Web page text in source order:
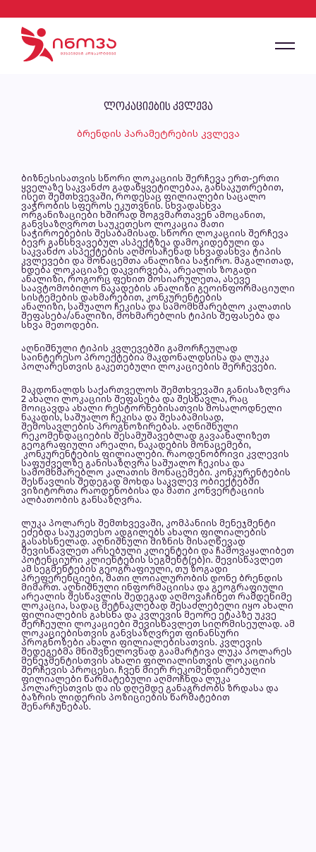
ლოკაციების კვლევა
ბრენდის პარამეტრების კვლევა
ბიზნესისათვის სწორი ლოკაციის შერჩევა ერთ-ერთი
ყველაზე საკვანძო გადაწყვეტილებაა, განსაკუთრებით,
ისეთ შემთხვევაში, როდესაც ფილიალები საცალო
ვაჭრობის სფეროს ეკუთვნის. სხვადასხვა
ორგანიზაციები ხშირად მოგვმართავენ ამოცანით,
განვსაზღვროთ საუკეთესო ლოკაცია მათი
საჭიროებების შესაბამისად. სწორი ლოკაციის შერჩევა
ბევრ განსხვავებულ ასპექტზეა დამოკიდებული და
საკვანძო ასპექტების აღმოსაჩენად სხვადასხვა ტიპის
კვლევები და მონაცემთა ანალიზია საჭირო. მაგალითად,
ხდება ლოკაციაზე დაკვირვება, არეალის ზოგადი
ანალიზი, როგორც ფეხით მოსიარულეთა, ასევე
საავტომობილო ნაკადების ანალიზი გეოინფორმაციული
სისტემების დახმარებით, კონკურენტების
ანალიზი, საშუალო ჩეკისა და სამომხმარებლო კალათის
შეფასება/ანალიზი, მოხმარებლის ტიპის შეფასება და
სხვა მეთოდები.
აღნიშნული ტიპის კვლევებში გამორჩეულად
საინტერესო პროექტებია მაკდონალდსისა და ლუკა
პოლარესთვის გაკეთებული ლოკაციების შერჩევები.
მაკდონალდს საქართველოს შემთხვევაში განისაზღვრა
2 ახალი ლოკაციის შეფასება და შესწავლა, რაც
მოიცავდა ახალი რესტორნებისათვის მოსალოდნელი
ნაკადის, საშუალო ჩეკისა და შესაბამისად,
შემოსავლების პროგნოზირებას. აღნიშნული
რეკომენდაციების შესამუშავებლად გავაანალიზეთ
გეოგრაფიული არეალი, ნაკადების მონაცემები,
კონკურენტების ფილიალები. რაოდენობრივი კვლევის
საფუძველზე განისაზღვრა საშუალო ჩეკისა და
სამომხმარებლო კალათის მონაცემები. კონკურენტების
შესწავლის შედეგად მოხდა საკვლევ ობიექტებში
ვიზიტორთა რაოდენობისა და მათი კონვერტაციის
ალბათობის განსაზღვრა.
ლუკა პოლარეს შემთხვევაში, კომპანიის მენეჯმენტი
ეძებდა საუკეთესო ადგილებს ახალი ფილიალების
გასახსნელად. აღნიშნული მიზნის მისაღწევად
შევისწავლეთ არსებული კლიენტები და ჩამოვაყალიბეთ
პოტენციური კლიენტების სეგმენტ(ებ)ი. შევისწავლეთ
ამ სეგმენტების გეოგრაფიული, თუ ზოგადი
პრეფერენციები, მათი ლოიალურობის დონე ბრენდის
მიმართ. აღნიშნული ინფორმაციისა და გეოგრაფიული
არეალის შესწავლის შედეგად აღმოვაჩინეთ რამდენიმე
ლოკაცია, სადაც მეტნაკლებად შესაძლებელი იყო ახალი
ფილიალების გახსნა და კვლევის მეორე ეტაპზე უკვე
შერჩეული ლოკაციები შევისწავლეთ სიღრმისეულად. ამ
ლოკაციებისთვის განვსაზღვრეთ ფინანსური
პროგნოზები ახალი ფილიალებისათვის. კვლევის
შედეგებმა მნიშვნელოვნად გაამარტივა ლუკა პოლარეს
მენეჯმენტისთვის ახალი ფილიალისთვის ლოკაციის
შერჩევის პროცესი. ჩვენ მიერ რეკომენდირებული
ფილიალები წარმატებული აღმოჩნდა ლუკა
პოლარესთვის და ის დღემდე განაგრძობს ზრდასა და
ბაზრის ლიდერის პოზიციების წარმატებით
შენარჩუნებას.